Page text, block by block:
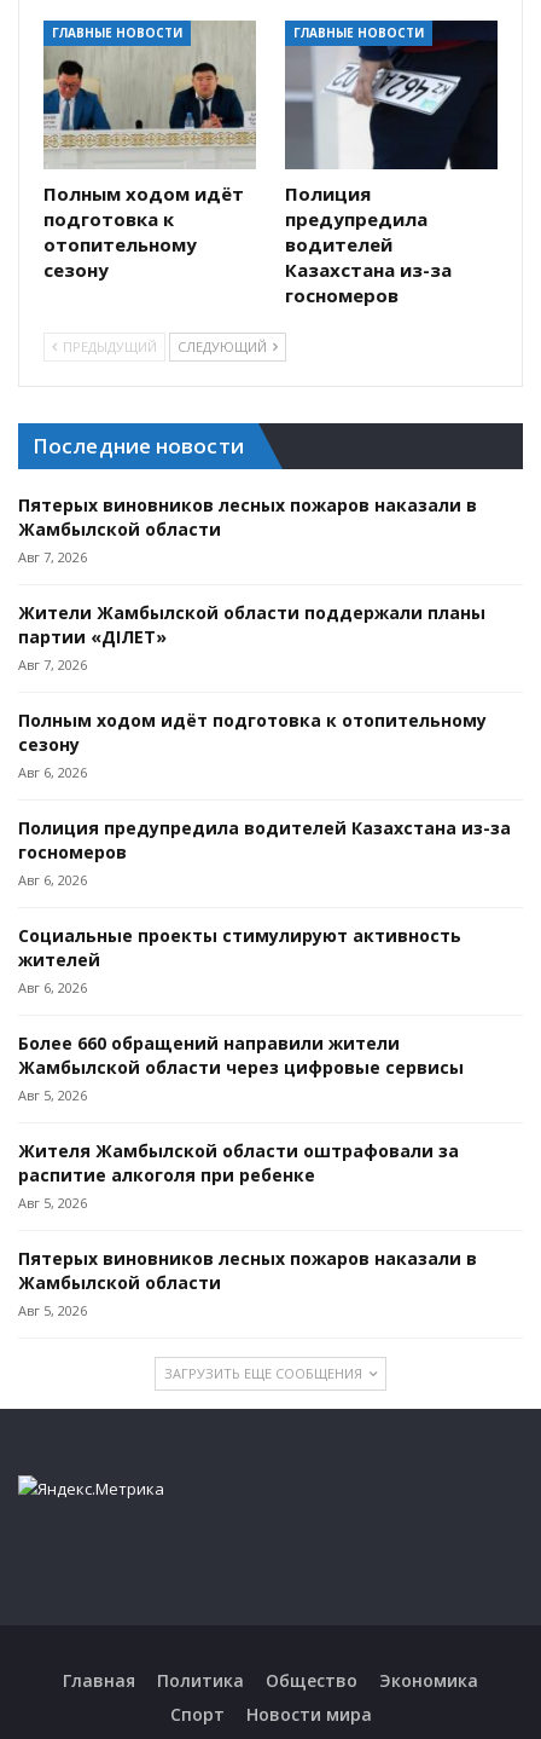
ГЛАВНЫЕ НОВОСТИ
Полным ходом идёт
подготовка к
отопительному
сезону
ГЛАВНЫЕ НОВОСТИ
Полиция
предупредила
водителей
Казахстана из-за
госномеров
ПРЕДЫДУЩИЙ СЛЕДУЮЩИЙ
Последние новости
Пятерых виновников лесных пожаров наказали в
Жамбылской области
Авг 7, 2026
Жители Жамбылской области поддержали планы
партии «ӘДІЛЕТ»
Авг 7, 2026
Полным ходом идёт подготовка к отопительному
сезону
Авг 6, 2026
Полиция предупредила водителей Казахстана из-за
госномеров
Авг 6, 2026
Социальные проекты стимулируют активность
жителей
Авг 6, 2026
Более 660 обращений направили жители
Жамбылской области через цифровые сервисы
Авг 5, 2026
Жителя Жамбылской области оштрафовали за
распитие алкоголя при ребенке
Авг 5, 2026
Пятерых виновников лесных пожаров наказали в
Жамбылской области
Авг 5, 2026
ЗАГРУЗИТЬ ЕЩЕ СООБЩЕНИЯ
Главная Политика Общество
Экономика
Спорт
Новости мира